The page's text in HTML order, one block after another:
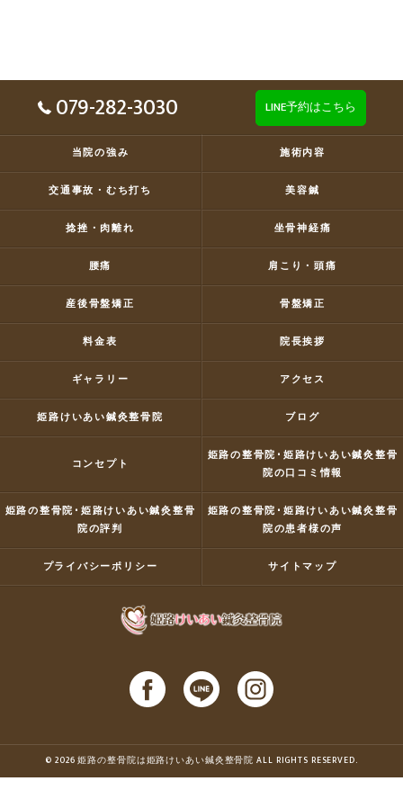
079-282-3030 LINE予約はこちら
当院の強み 施術内容
交通事故・むち打ち 美容鍼
捻挫・肉離れ 坐骨神経痛
腰痛 肩こり・頭痛
産後骨盤矯正 骨盤矯正
料金表 院長挨拶
ギャラリー アクセス
姫路けいあい鍼灸整骨院 ブログ
コンセプト
姫路の整骨院･姫路けいあい鍼灸整骨
院の口コミ情報
姫路の整骨院･姫路けいあい鍼灸整骨
院の評判
姫路の整骨院･姫路けいあい鍼灸整骨
院の患者様の声
プライバシーポリシー サイトマップ
© 2026 姫路の整骨院は姫路けいあい鍼灸整骨院 ALL RIGHTS RESERVED.